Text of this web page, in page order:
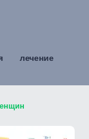
лечение